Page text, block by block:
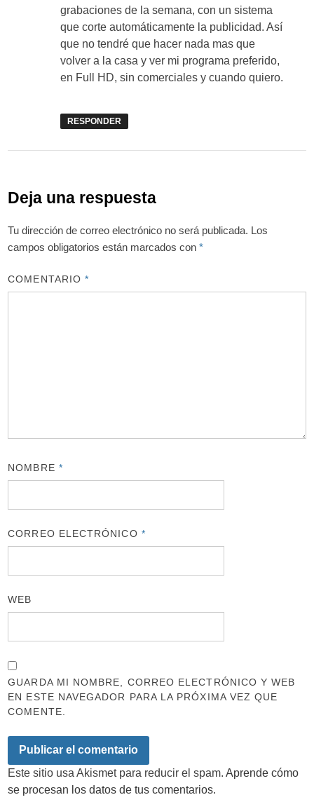
grabaciones de la semana, con un sistema
que corte automáticamente la publicidad. Así
que no tendré que hacer nada mas que
volver a la casa y ver mi programa preferido,
en Full HD, sin comerciales y cuando quiero.
RESPONDER
Deja una respuesta
Tu dirección de correo electrónico no será publicada. Los
campos obligatorios están marcados con*
COMENTARIO*
NOMBRE *
CORREO ELECTRÓNICO *
WEB
GUARDA MI NOMBRE, CORREO ELECTRÓNICO Y WEB
EN ESTE NAVEGADOR PARA LA PRÓXIMA VEZ QUE
COMENTE.
Este sitio usa Akismet para reducir el spam.Aprende cómo
se procesan los datos de tus comentarios.